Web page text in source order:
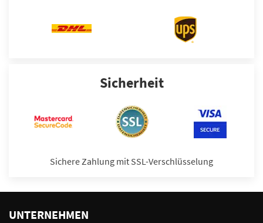
Sicherheit
Sichere Zahlung mit SSL-Verschlüsselung
UNTERNEHMEN